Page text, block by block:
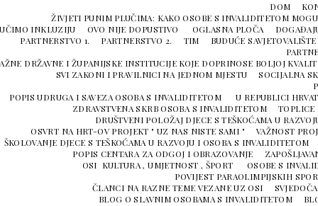
DOM
ŽIVJETI PUNIM PLUČIMA: KAKO OSOBE S INVALIDITETOM
UČIMO INKLUZIJU
OVO NIJE DOPUSTIVO OGLASNA PLOČA
PARTNERSTVO 1.
PARTNERSTVO 2. TIM
BUDUĆE
DRŽAVNE I ŽUPANIJSKE INSTITUCIJE KOJE DOPRINOSE BOLJOJ
SVI ZAKONI I PRAVILNICI NA JEDNOM MJESTU
SOCIJALNA
POPIS UDRUGA I SAVEZA OSOBA S INVALIDITETOM U REPUBLICI
ZDRAVSTVENA SKRB OSOBA S INVALIDITETOM
TOPLICE
DRUŠTVENI POLOŽAJ DJECE S TEŠKOĆAMA U
OSVRT NA HRT-OV PROJEKT " UZ NAS NISTE SAMI "
VAŽNOST
ŠKOLOVANJE DJECE S TEŠKOĆAMA U RAZVOJU I OSOBA S INVALIDITETOM
POPIS CENTARA ZA ODGOJ I OBRAZOVANJE
OSI KULTURA , UMJETNOST , ŠPORT
OSOBE S
POVIJEST PARAOLIMPIJSKIH
ČLANCI NA RAZNE TEME VEZANE UZ OSI
BLOG O SLAVNIM OSOBAMA S INVALIDITETOM